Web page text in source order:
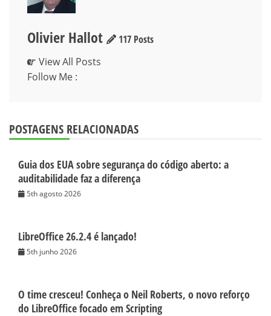
Olivier Hallot
117 Posts
View All Posts
Follow Me :
POSTAGENS RELACIONADAS
Guia dos EUA sobre segurança do código aberto: a
auditabilidade faz a diferença
5th agosto 2026
LibreOffice 26.2.4 é lançado!
5th junho 2026
O time cresceu! Conheça o Neil Roberts, o novo reforço
do LibreOffice focado em Scripting